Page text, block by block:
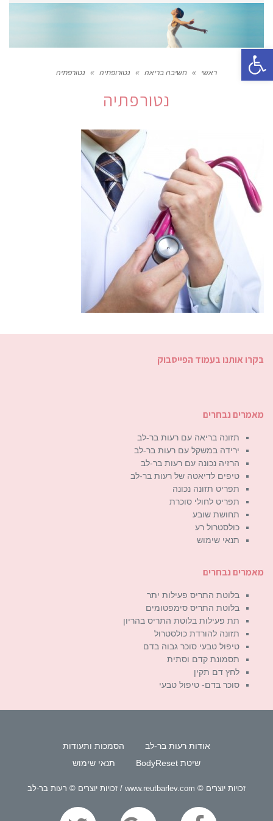
פתח סרגל נגישות
ראשי » חשיבה בריאה » נטורופתיה » נטורפתיה
נטורפתיה
בקרו אותנו בעמוד הפייסבוק
מאמרים נבחרים
תזונה בריאה עם רעות בר-לב
ירידה במשקל עם רעות בר-לב
הרזיה נכונה עם רעות בר-לב
טיפים לדיאטה של רעות בר-לב
תפריט תזונה נכונה
תפריט לחולי סוכרת
תחושת שובע
כולסטרול רע
תנאי שימוש
מאמרים נבחרים
בלוטת התריס פעילות יתר
בלוטת התריס סימפטומים
תת פעילות בלוטת התריס בהריון
תזונה להורדת כולסטרול
טיפול טבעי סוכר גבוה בדם
תסמונת קדם וסתית
לחץ דם תקין
סוכר בדם- טיפול טבעי
אודות רעות בר-לב
הסמכות ותעודות
שיטת BodyReset
תנאי שימוש
זכויות יוצרים © www.reutbarlev.com / זכויות יוצרים © רעות בר-לב